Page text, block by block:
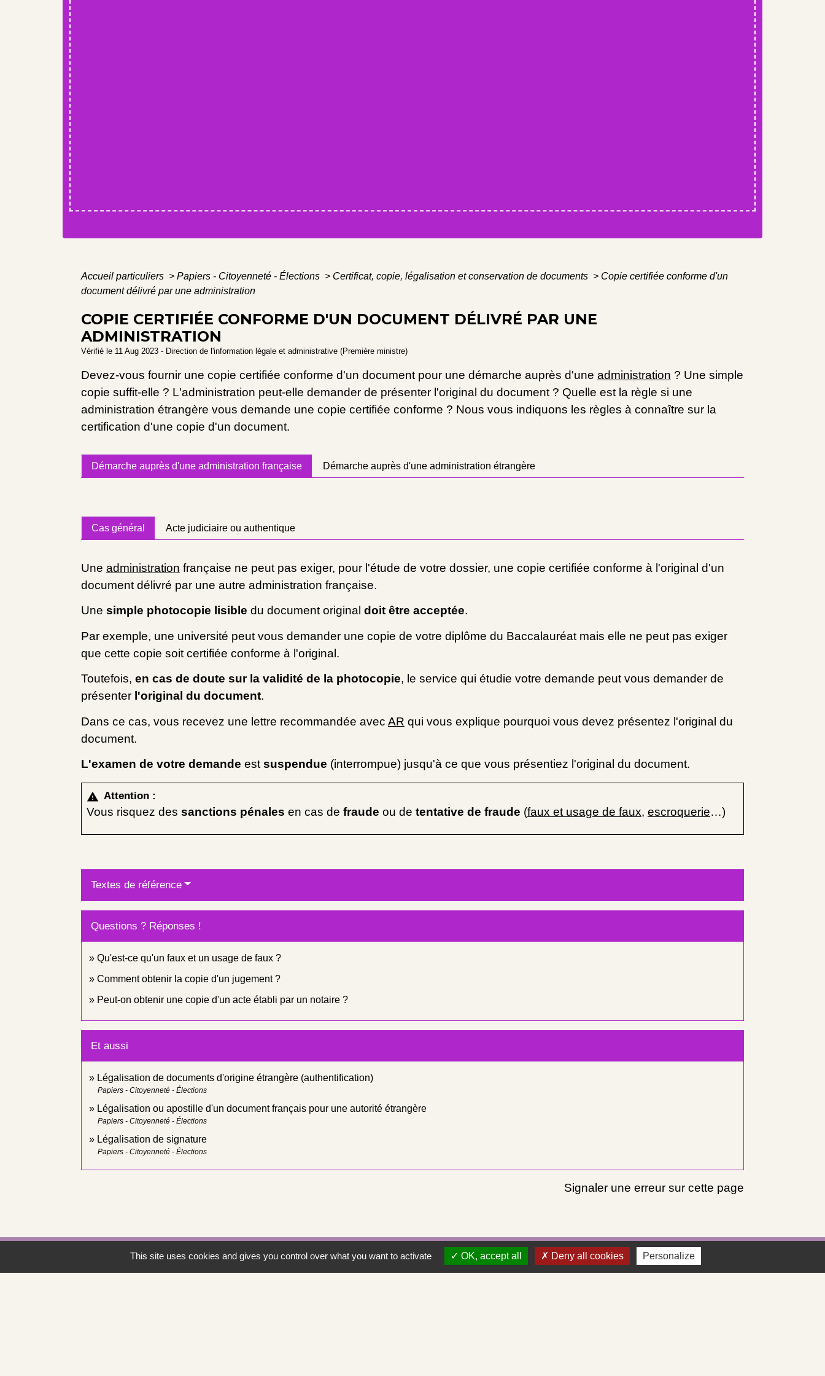
Accueil particuliers > Papiers - Citoyenneté - Élections > Certificat, copie, légalisation et conservation de documents > Copie certifiée conforme d'un
document délivré par une administration
COPIE CERTIFIÉE CONFORME D'UN DOCUMENT DÉLIVRÉ PAR UNE
ADMINISTRATION
Vérifié le 11 Aug 2023 - Direction de l'information légale et administrative (Première ministre)
Devez-vous fournir une copie certifiée conforme d'un document pour une démarche auprès d'une administration ? Une simple
copie suffit-elle ? L'administration peut-elle demander de présenter l'original du document ? Quelle est la règle si une
administration étrangère vous demande une copie certifiée conforme ? Nous vous indiquons les règles à connaître sur la
certification d'une copie d'un document.
Démarche auprès d'une administration française Démarche auprès d'une administration étrangère
Cas général Acte judiciaire ou authentique
Une administration française ne peut pas exiger, pour l'étude de votre dossier, une copie certifiée conforme à l'original d'un
document délivré par une autre administration française.
Une simple photocopie lisible du document original doit être acceptée.
Par exemple, une université peut vous demander une copie de votre diplôme du Baccalauréat mais elle ne peut pas exiger
que cette copie soit certifiée conforme à l'original.
Toutefois, en cas de doute sur la validité de la photocopie, le service qui étudie votre demande peut vous demander de
présenter l'original du document.
Dans ce cas, vous recevez une lettre recommandée avec AR qui vous explique pourquoi vous devez présentez l'original du
document.
L'examen de votre demande est suspendue (interrompue) jusqu'à ce que vous présentiez l'original du document.
warning Attention :
Vous risquez des sanctions pénales en cas de fraude ou de tentative de fraude (faux et usage de faux, escroquerie…)
Textes de référence
Questions ? Réponses !
Qu'est-ce qu'un faux et un usage de faux ?
Comment obtenir la copie d'un jugement ?
Peut-on obtenir une copie d'un acte établi par un notaire ?
Et aussi
Légalisation de documents d'origine étrangère (authentification)
Papiers - Citoyenneté - Élections
Légalisation ou apostille d'un document français pour une autorité étrangère
Papiers - Citoyenneté - Élections
Légalisation de signature
Papiers - Citoyenneté - Élections
Signaler une erreur sur cette page
Contacts
This site uses cookies and gives you control over what you want to activate OK, accept all Deny all cookies Personalize